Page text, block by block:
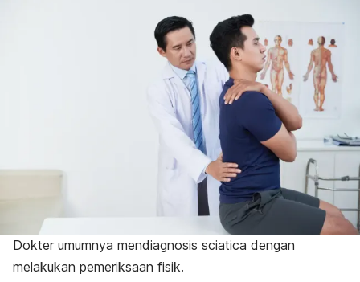
Dokter umumnya mendiagnosis sciatica dengan
melakukan pemeriksaan fisik.